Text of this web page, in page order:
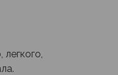
клапан рюкзака.
легкого,